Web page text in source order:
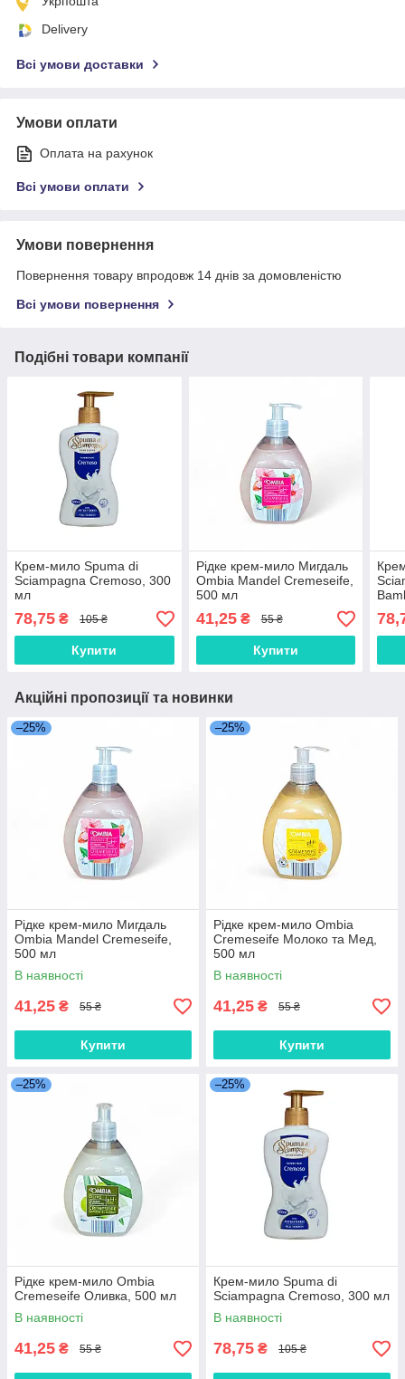
Delivery
Всі умови доставки
Умови оплати
Оплата на рахунок
Всі умови оплати
Умови повернення
Повернення товару впродовж 14 днів за домовленістю
Всі умови повернення
Подібні товари компанії
Крем-мило Spuma di
Sciampagna Cremoso, 300
мл
78,75 ₴ 105 ₴
Купити
Рідке крем-мило Мигдаль
Ombia Mandel Cremeseife,
500 мл
41,25₴ 55 ₴
Купити
Акційні пропозиції та новинки
–25%
Рідке крем-мило Мигдаль
Ombia Mandel Cremeseife,
500 мл
В наявності
41,25 ₴ 55 ₴
Купити
–25%
Рідке крем-мило Ombia
Cremeseife Молоко та Мед,
500 мл
В наявності
41,25 ₴ 55 ₴
Купити
–25%
Рідке крем-мило Ombia
Cremeseife Оливка, 500 мл
В наявності
41,25 ₴ 55 ₴
–25%
Крем-мило Spuma di
Sciampagna Cremoso, 300 мл
В наявності
78,75 ₴ 105 ₴